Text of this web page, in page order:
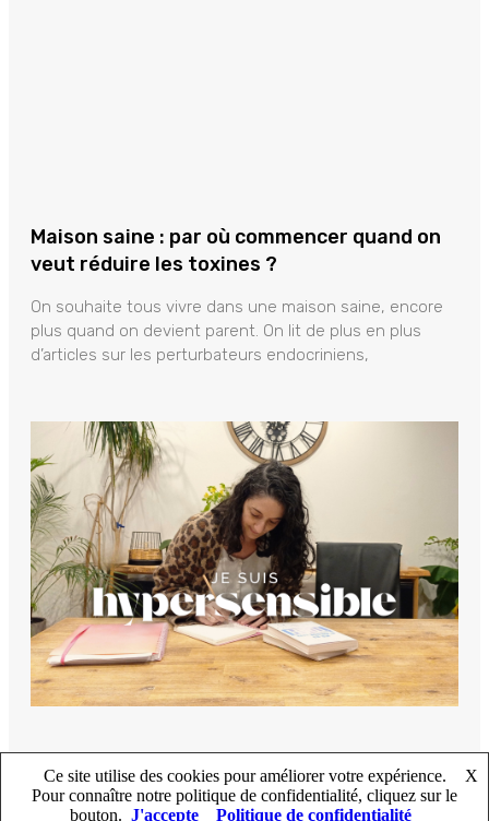
Maison saine : par où commencer quand on
veut réduire les toxines ?
On souhaite tous vivre dans une maison saine, encore
plus quand on devient parent. On lit de plus en plus
d’articles sur les perturbateurs endocriniens,
Ce site utilise des cookies pour améliorer votre expérience.
Pour connaître notre politique de confidentialité, cliquez sur le
bouton.
X
J'accepte Politique de confidentialité